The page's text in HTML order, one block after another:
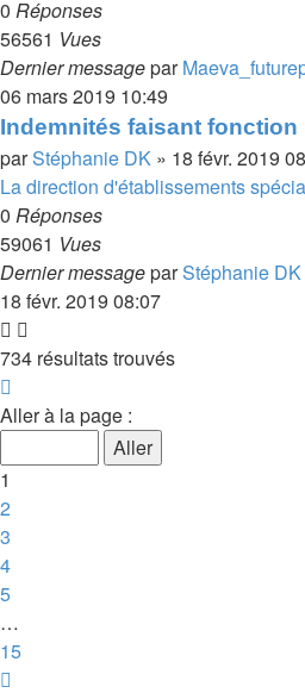
0 Réponses
56561 Vues
Dernier messagepar
06 mars 2019 10:49
Indemnités faisant fonction
parStéphanie DK » 18 févr. 2019
La direction d'établissements
0 Réponses
59061 Vues
Dernier messageparStéphanie DK
18 févr. 2019 08:07
734 résultats trouvés
1
15
Aller à la page :
1
2
3
4
5
…
15